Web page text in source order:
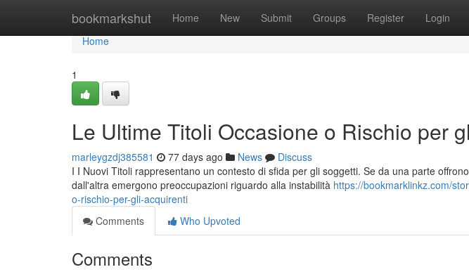
bookmarkshut Home New Submit Groups Register Login
Home
Home
1
Le Ultime Titoli Occasione o Rischio per
marleygzdj385581 77 days ago News
Discuss
I I Nuovi Titoli rappresentano un contesto di sfida per gli soggetti. Se da una parte
dall'altra emergono preoccupazioni riguardo alla instabilità https://bookmarklinkz.com/
o-rischio-per-gli-acquirenti
Comments
Who Upvoted
Comments